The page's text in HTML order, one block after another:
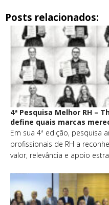
Posts relacionados:
4ª Pesquisa Melhor RH –
define quais marcas
Em sua 4ª edição, pesquisa
profissionais de RH a
valor, relevância e apoio